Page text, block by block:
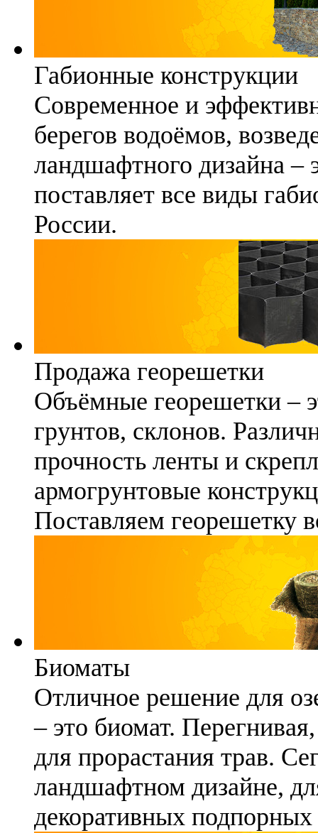
Габионные конструкции
Современное и
берегов водоёмов,
ландшафтного дизайна
поставляет все виды
России.
Продажа георешетки
Объёмные георешетки –
грунтов, склонов.
прочность ленты и
армогрунтовые
Поставляем георешетку
Биоматы
Отличное решение для
– это биомат.
для прорастания трав.
ландшафтном дизайне,
декоративных подпорных